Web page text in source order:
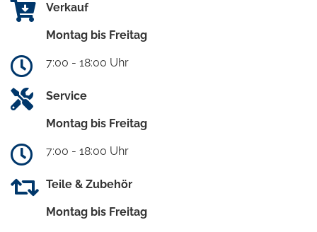
Verkauf
Montag bis Freitag
7:00 - 18:00 Uhr
Service
Montag bis Freitag
7:00 - 18:00 Uhr
Teile & Zubehör
Montag bis Freitag